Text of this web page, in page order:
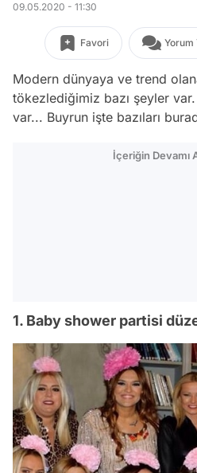
09.05.2020 - 11:30
Favori Yorum
Modern dünyaya ve trend
tökezlediğimiz bazı şeyler
var... Buyrun işte bazıları
İçeriğin Devamı
1. Baby shower partisi